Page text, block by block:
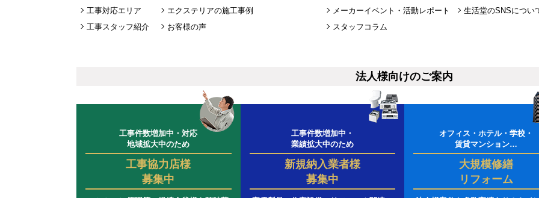
工事対応エリア
工事スタッフ紹介
エクステリアの施工事例
お客様の声
メーカーイベント・活動レポート
スタッフコラム
生活堂のSNSについ
法人様向けのご案内
工事件数増加中・対応
地域拡大中のため
工事協力店様
募集中
工事件数増加中・
業績拡大中のため
新規納入業者様
募集中
オフィス・ホテル・学校・
賃貸マンション…
大規模修繕
リフォーム